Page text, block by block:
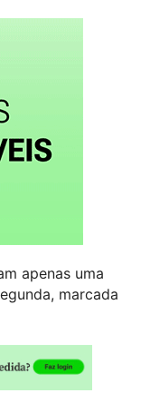
apenas uma
marcada